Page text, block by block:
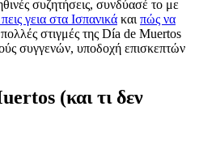
συζητήσεις, συνδύασέ το με
γεια στα Ισπανικά και πώς να
στιγμές της Día de Muertos
συγγενών, υποδοχή επισκεπτών
(και τι δεν